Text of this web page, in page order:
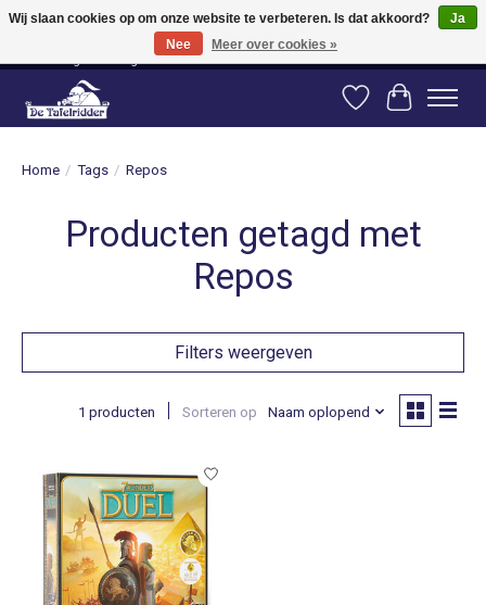
Vanaf 80 euro gratis verzending binnen Nederland! Vanaf 100 euro gratis
verzending naar België en Duitsland!
Verlanglijst
Home / Tags / Repos
Producten getagd met
Repos
Filters weergeven
1 producten Sorteren op Naam oplopend
Wij slaan cookies op om onze website te verbeteren. Is dat akkoord?
Ja
Nee
Meer over cookies »